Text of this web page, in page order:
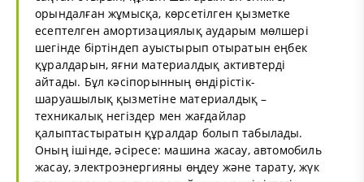
орындалған жұмысқа, көрсетілген қызметке
есептелген амортизациялық аударым мөлшері
шегінде біртіндеп ауыстырып отыратын еңбек
құралдарын, яғни материалдық активтерді
айтады. Бұл кәсіпорынның өндірістік-
шаруашылық қызметіне материалдық –
техникалық негіздер мен жағдайлар
қалыптастыратын құралдар болып табылады.
Оның ішінде, әсіресе: машина жасау, автомобиль
жасау, электроэнергияны өңдеу және тарату, жүк